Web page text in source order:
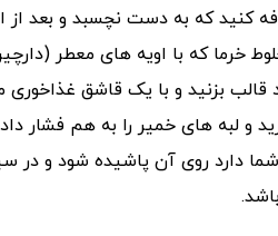
کنید که به دست نچسبد و بعد از
خرما که با اویه های معطر
بزنید و با یک قاشق غذاخوری
و لبه های خمیر را به هم فشار
شما دارد روی آن پاشیده شود و